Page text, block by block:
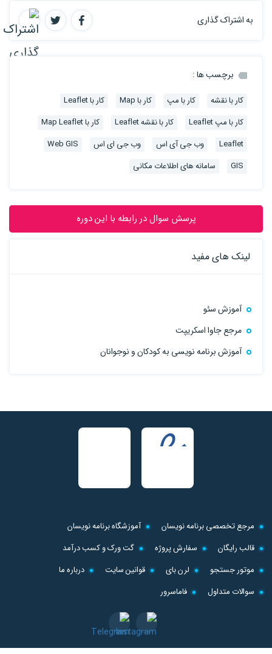
به اشتراک گذاری
برچسب ها :
کار با نقشه کار با مپ کار با Map
کار با Leaflet
کار با مپ Leaflet
کار با نقشه Leaflet
کار با Map Leaflet
Leaflet
وب جی آی اس وب جی ای اس
Web GIS
GIS
سامانه های اطلاعات مکانی
پرسش سوال در رابطه با این دوره
لینک های مفید
آموزش سئو
مرجع جاوا اسکریپت
آموزش برنامه نویسی به کودکان و نوجوانان
مرجع تخصصی برنامه نویسان
آموزشگاه برنامه نویسان
قالب رایگان
سفارش پروژه
گت ورک و کسب درآمد
موتور جستجو
لرن بای قوانین سایت
درباره ما
سوالات متداول
فاماسرور